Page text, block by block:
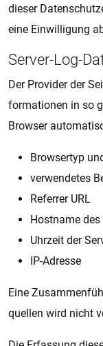
die­ser
eine Ein­wil­li­gung
Ser­ver-Log-
Der Pro­vi­der der
for­ma­ti­o­nen in so
Brow­ser
Brow­ser­typ
ver­wen­de­tes
Re­fer­rer URL
Host­na­me
Uhr­zeit der
IP-Adres­se
Eine
quel­len wird nicht